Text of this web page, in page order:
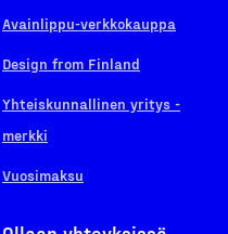
Avainlippu-verkkokauppa
Design from Finland
Yhteiskunnallinen yritys -
merkki
Vuosimaksu